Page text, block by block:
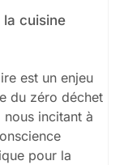
cuisine
est un enjeu
du zéro déchet
incitant à
pour la